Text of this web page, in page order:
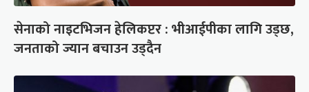
सेनाको नाइटभिजन हेलिकप्टर : भीआईपीका लागि उड्छ,
जनताको ज्यान बचाउन उड्दैन